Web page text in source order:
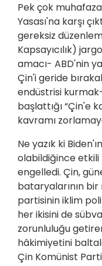
Pek çok
Yasası'na karşı
gereksiz
Kapsayıcılık)
amacı- ABD'nin
Çin'i geride
endüstrisi
başlattığı “Çin'e
kavramı
Ne yazık ki
olabildiğince
engelledi. Çin,
bataryalarının bir
partisinin iklim
her ikisini de
zorunluluğu
hâkimiyetini
Çin Komünist